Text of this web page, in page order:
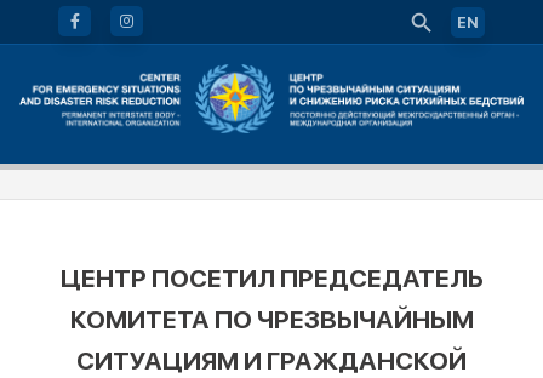
EN
ЦЕНТР ПОСЕТИЛ ПРЕДСЕДАТЕЛЬ
КОМИТЕТА ПО ЧРЕЗВЫЧАЙНЫМ
СИТУАЦИЯМ И ГРАЖДАНСКОЙ